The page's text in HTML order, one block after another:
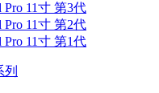
Pro 11寸 第3代
Pro 11寸 第2代
Pro 11寸 第1代
列